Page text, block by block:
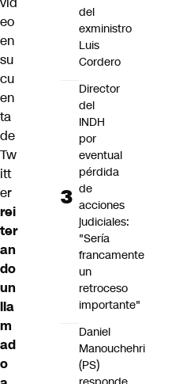
eo
en
su
cu
en
ta
de
Tw
itt
er
rei
ter
an
do
un
lla
m
ad
o
del
exministro
Luis
Cordero
Director
del
INDH
por
eventual
pérdida
de
acciones
judiciales:
"Sería
francamente
un
retroceso
importante"
Daniel
Manouchehri
(PS)